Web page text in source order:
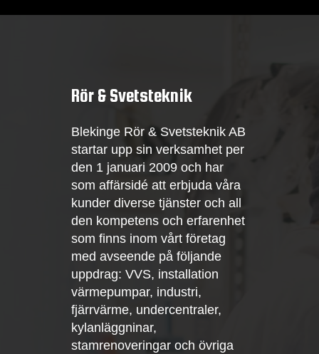
Rör & Svetsteknik
Blekinge Rör & Svetsteknik AB
startar upp sin verksamhet per
den 1 januari 2009 och har
som affärsidé att erbjuda våra
kunder diverse tjänster och all
den kompetens och erfarenhet
som finns inom vårt företag
med avseende på följande
uppdrag: VVS, installation
värmepumpar, industri,
fjärrvärme, undercentraler,
kylanläggninar,
stamrenoveringar och övriga